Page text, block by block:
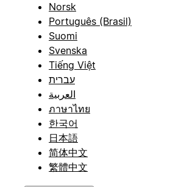
Norsk
Português (Brasil)
Suomi
Svenska
Tiếng Việt
עברית
العربية
ภาษาไทย
한국어
日本語
简体中文
繁體中文